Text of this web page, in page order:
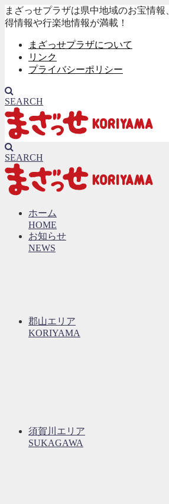
まざっせプラザは県中地域のお宝情
得情報や行楽地情報が満載！
まざっせプラザについて
リンク
プライバシーポリシー
SEARCH
SEARCH
ホーム
HOME
お知らせ
NEWS
郡山エリア
KORIYAMA
須賀川エリア
SUKAGAWA